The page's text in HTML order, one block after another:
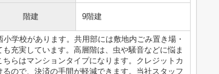
階建 9階建
学校があります。共用部には敷地内ごみ置き場・
充実しています。高層階は、虫や騒音などに悩ま
らはマンションタイプになります。クレジットカ
ので、決済の手間が軽減できます。当社スタッフ